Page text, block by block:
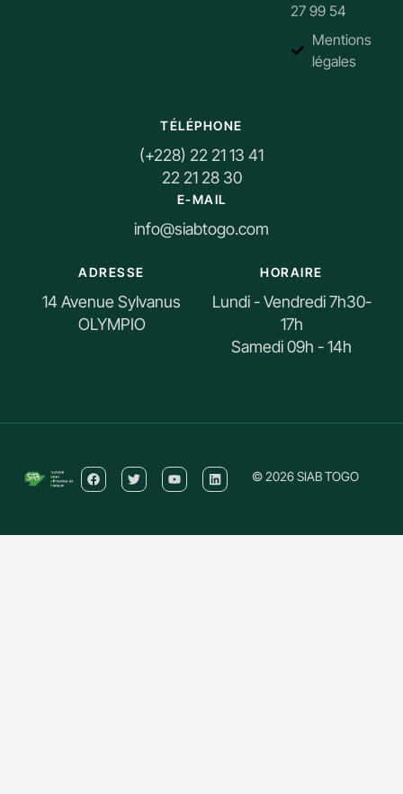
27 99 54
Mentions
légales
TÉLÉPHONE
(+228) 22 21 13 41
22 21 28 30
E-MAIL
info@siabtogo.com
ADRESSE
14 Avenue Sylvanus
OLYMPIO
HORAIRE
Lundi - Vendredi 7h30-
17h
Samedi 09h - 14h
© 2026 SIAB TOGO